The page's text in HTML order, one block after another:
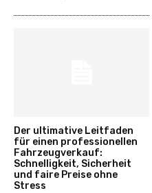
Der ultimative Leitfaden
für einen professionellen
Fahrzeugverkauf:
Schnelligkeit, Sicherheit
und faire Preise ohne
Stress